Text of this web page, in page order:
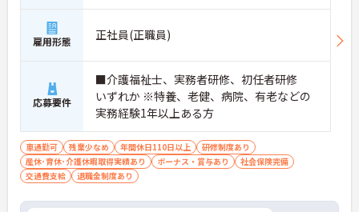
雇用形態 正社員(正職員)
応募要件
■介護福祉士、実務者研修、初任者研修
いずれか ※特養、老健、病院、有老などの
実務経験1年以上ある方
車通勤可 残業少なめ 年間休日110日以上
研修制度あり
産休･育休･介護休暇取得実績あり
ボーナス・賞与あり
社会保険完備
交通費支給
退職金制度あり